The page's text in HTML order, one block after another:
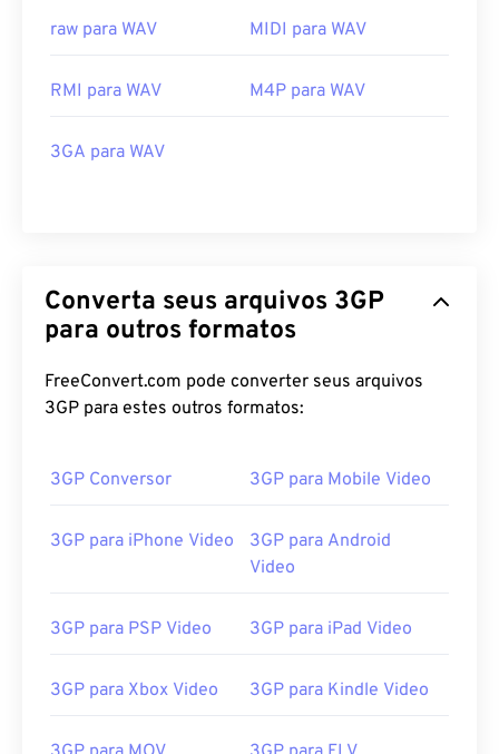
raw para WAV MIDI para WAV
RMI para WAV M4P para WAV
3GA para WAV
Converta seus arquivos 3GP
para outros formatos
FreeConvert.com pode converter seus arquivos
3GP para estes outros formatos:
3GP Conversor 3GP para Mobile Video
3GP para iPhone Video
3GP para Android
Video
3GP para PSP Video 3GP para iPad Video
3GP para Xbox Video 3GP para Kindle Video